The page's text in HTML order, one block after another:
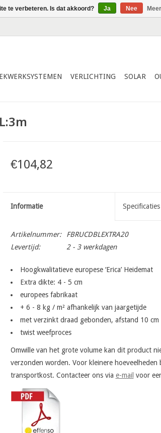
VERLICHTING SOLAR
€104,82
Informatie Specificaties
Artikelnummer:
FBRUCDBLEXTRA20
Levertijd:
2 - 3 werkdagen
Hoogkwalitatieve europese ‘Erica’ Heidemat
Extra dikte: 4 - 5 cm
europees fabrikaat
+ 6 - 8 kg / m² afhankelijk van jaargetijde
met verzinkt draad gebonden, afstand 10 cm
twist weefproces
Omwille van het grote volume kan dit product
verzonden worden. Voor kleinere
transportkost. Contacteer ons via e-mail voor
te verbeteren. Is dat akkoord? Ja Nee